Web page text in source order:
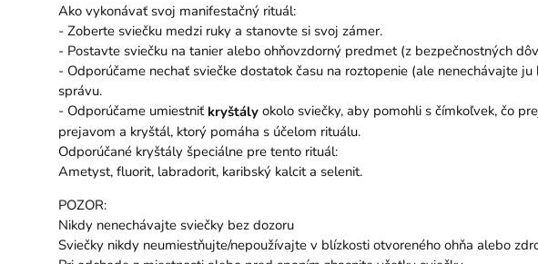
Ako vykonávať svoj manifestačný rituál:
- Zoberte sviečku medzi ruky a stanovte si svoj zámer.
- Postavte sviečku na tanier alebo ohňovzdorný predmet (z bezpečnostných
- Odporúčame nechať sviečke dostatok času na roztopenie (ale nenechávajte
správu.
- Odporúčame umiestniť kryštályokolo sviečky, aby pomohli s čímkoľvek, čo
prejavom a kryštál, ktorý pomáha s účelom rituálu.
Odporúčané kryštály špeciálne pre tento rituál:
Ametyst, fluorit, labradorit, karibský kalcit a selenit.
POZOR:
Nikdy nenechávajte sviečky bez dozoru
Sviečky nikdy neumiestňujte/nepoužívajte v blízkosti otvoreného ohňa alebo